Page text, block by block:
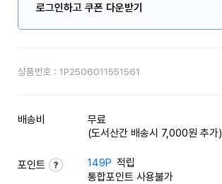
로그인하고 쿠폰 다운받기
상품번호 : 1P2506011551561
배송비
무료
(도서산간 배송시 7,000원 추가)
포인트 149P 적립
통합포인트 사용불가